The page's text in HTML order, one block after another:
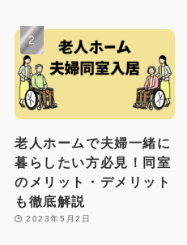
老人ホームで夫婦一緒に
暮らしたい方必見！同室
のメリット・デメリット
も徹底解説
2023年5月2日